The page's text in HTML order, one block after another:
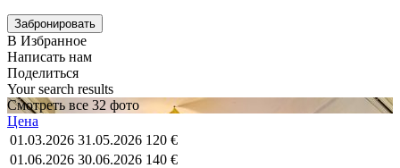
В Избранное
Написать нам
Поделиться
Your search results
Смотреть все 32 фото
Цена
01.03.2026 31.05.2026 120 €
01.06.2026 30.06.2026 140 €